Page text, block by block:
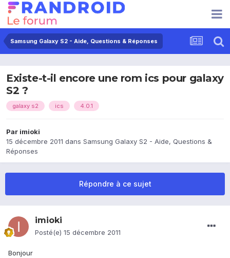
Samsung Galaxy S2 - Aide, Questions & Réponses
Existe-t-il encore une rom ics pour galaxy
S2 ?
galaxy s2 ics 4.0.1
Par imioki
15 décembre 2011 dans Samsung Galaxy S2 - Aide, Questions &
Réponses
Répondre à ce sujet
imioki
Posté(e) 15 décembre 2011
Bonjour